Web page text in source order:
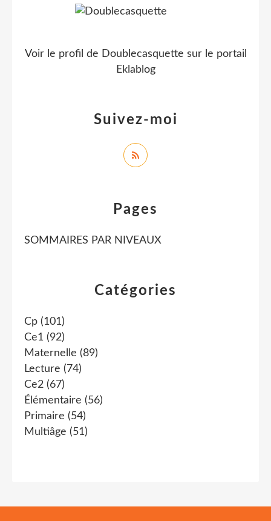
Catégories
Cp (101)
Ce1 (92)
Maternelle (89)
Lecture (74)
Ce2 (67)
Élémentaire (56)
Primaire (54)
Multiâge (51)
Pages
SOMMAIRES PAR NIVEAUX
Suivez-moi
Voir le profil de Doublecasquette sur le portail
Eklablog